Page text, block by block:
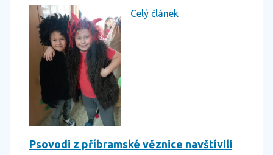
Celý článek
Psovodi z příbramské věznice navštívili